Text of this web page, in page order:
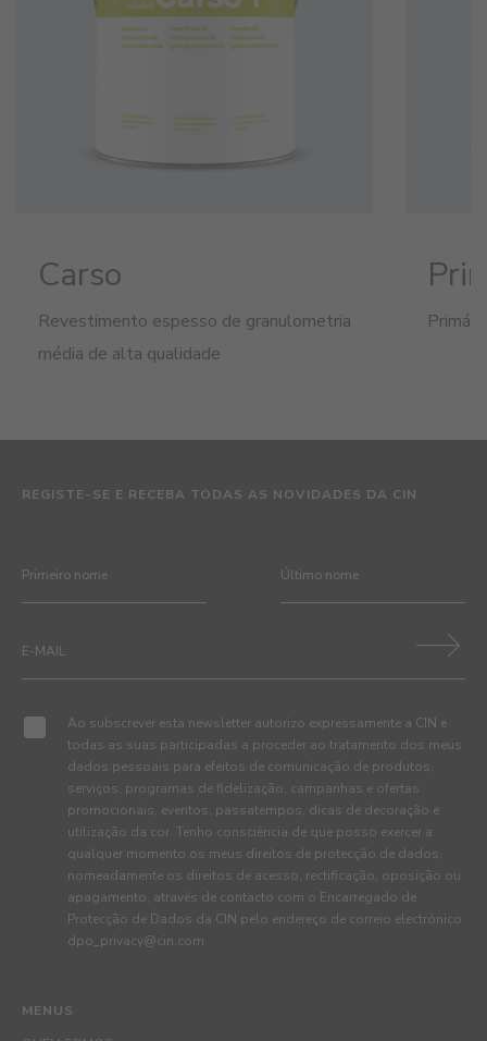
Carso
Revestimento espesso de granulometria
média de alta qualidade
MENUS
REGISTE-SE E RECEBA TODAS AS NOVIDADES DA CIN
Ao subscrever esta newsletter autorizo expressamente a CIN e
todas as suas participadas a proceder ao tratamento dos meus
dados pessoais para efeitos de comunicação de produtos,
serviços, programas de fidelização, campanhas e ofertas
promocionais, eventos, passatempos, dicas de decoração e
utilização da cor. Tenho consciência de que posso exercer a
qualquer momento os meus direitos de protecção de dados,
nomeadamente os direitos de acesso, rectificação, oposição ou
apagamento, através de contacto com o Encarregado de
Protecção de Dados da CIN pelo endereço de correio electrónico
dpo_privacy@cin.com